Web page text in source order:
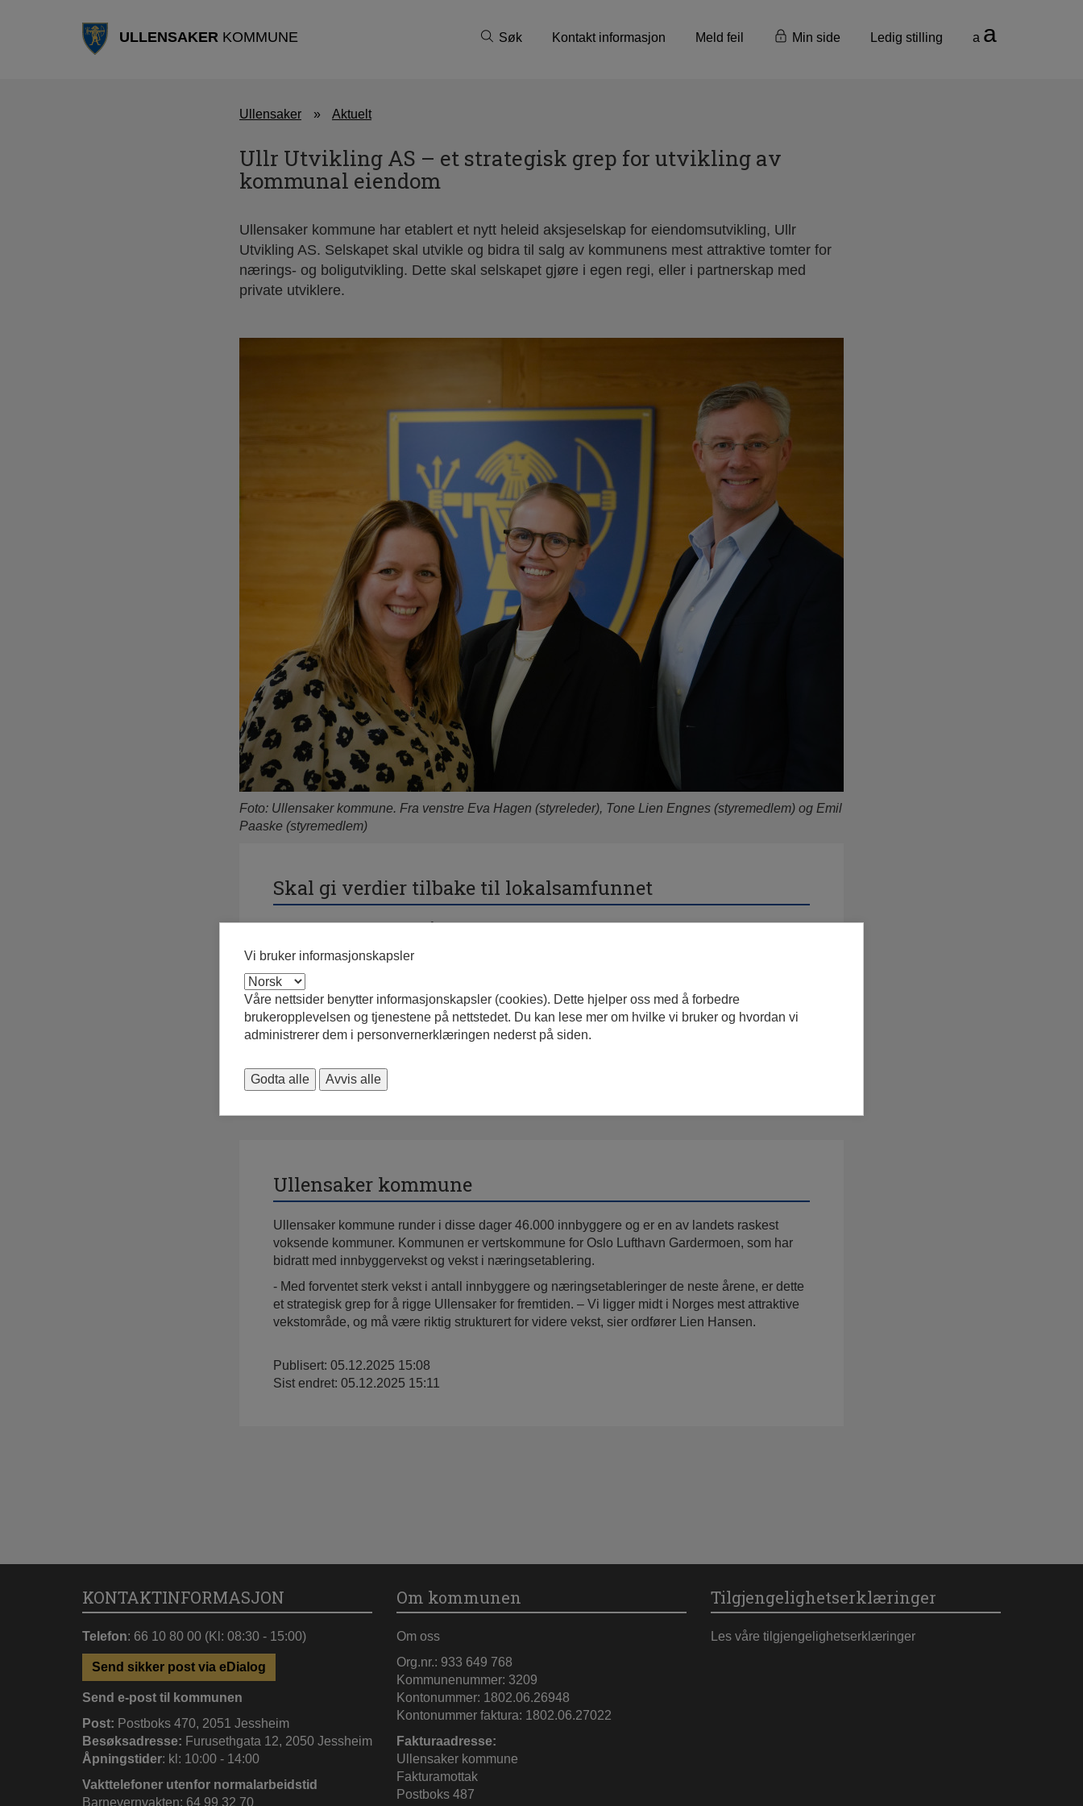
ULLENSAKERKOMMUNE Søk Kontakt informasjon Meld feil Min side Ledig stilling a a
Ullensaker Aktuelt
Ullr Utvikling AS – et strategisk grep for utvikling av
kommunal eiendom
Ullensaker kommune har etablert et nytt heleid aksjeselskap for eiendomsutvikling, Ullr
Utvikling AS. Selskapet skal utvikle og bidra til salg av kommunens mest attraktive tomter for
nærings- og boligutvikling. Dette skal selskapet gjøre i egen regi, eller i partnerskap med
private utviklere.
Foto: Ullensaker kommune. Fra venstre Eva Hagen (styreleder), Tone Lien Engnes (styremedlem) og Emil
Paaske (styremedlem)
Skal gi verdier tilbake til lokalsamfunnet
tilført oppstartskapital for å sikre en god oppstartsfase. Styret i Ullr Utvikling består av Eva
Hagen (styreleder), Tone Lien Engnes (styremedlem) og Emil Paaske (styremedlem).
- Tidligere har vi kun solgt råtomter, nå blir vi med på selve utviklingsløpet hvor målet er å
utvikle verdier som kan gis tilbake til lokalsamfunnet. For å lykkes med etableringen er vi
veldig glade for å ha fått med oss et profesjonelt styre med lang erfaring når det kommer til
Ullensaker kommune
Ullensaker kommune runder i disse dager 46.000 innbyggere og er en av landets raskest
voksende kommuner. Kommunen er vertskommune for Oslo Lufthavn Gardermoen, som har
bidratt med innbyggervekst og vekst i næringsetablering.
- Med forventet sterk vekst i antall innbyggere og næringsetableringer de neste årene, er dette
et strategisk grep for å rigge Ullensaker for fremtiden. – Vi ligger midt i Norges mest attraktive
vekstområde, og må være riktig strukturert for videre vekst, sier ordfører Lien Hansen.
Publisert: 05.12.2025 15:08
Sist endret: 05.12.2025 15:11
KONTAKTINFORMASJON
Telefon: 66 10 80 00 (Kl: 08:30 - 15:00)
Send sikker post via eDialog
Send e-post til kommunen
Post: Postboks 470, 2051 Jessheim
Besøksadresse: Furusethgata 12, 2050 Jessheim
Åpningstider: kl: 10:00 - 14:00
Vakttelefoner utenfor normalarbeidstid
Barnevernvakten: 64 99 32 70
Om kommunen
Om oss
Org.nr.: 933 649 768
Kommunenummer: 3209
Kontonummer: 1802.06.26948
Kontonummer faktura: 1802.06.27022
Fakturaadresse:
Ullensaker kommune
Fakturamottak
Postboks 487
Tilgjengelighetserklæringer
Les våre tilgjengelighetserklæringer
Vi bruker informasjonskapsler
Våre nettsider benytter informasjonskapsler (cookies). Dette hjelper oss med å forbedre
brukeropplevelsen og tjenestene på nettstedet. Du kan lese mer om hvilke vi bruker og hvordan vi
administrerer dem i personvernerklæringen nederst på siden.
Godta alle Avvis alle